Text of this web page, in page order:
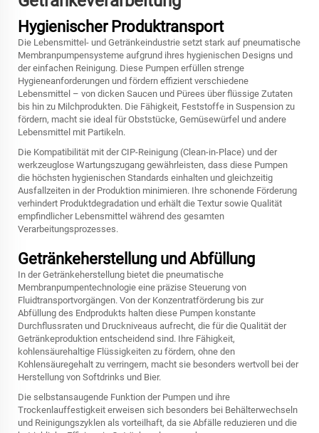
Hygienischer Produktransport
Die Lebensmittel- und Getränkeindustrie setzt stark auf pneumatische
Membranpumpensysteme aufgrund ihres hygienischen Designs und
der einfachen Reinigung. Diese Pumpen erfüllen strenge
Hygieneanforderungen und fördern effizient verschiedene
Lebensmittel – von dicken Saucen und Pürees über flüssige Zutaten
bis hin zu Milchprodukten. Die Fähigkeit, Feststoffe in Suspension zu
fördern, macht sie ideal für Obststücke, Gemüsewürfel und andere
Lebensmittel mit Partikeln.
Die Kompatibilität mit der CIP-Reinigung (Clean-in-Place) und der
werkzeuglose Wartungszugang gewährleisten, dass diese Pumpen
die höchsten hygienischen Standards einhalten und gleichzeitig
Ausfallzeiten in der Produktion minimieren. Ihre schonende Förderung
verhindert Produktdegradation und erhält die Textur sowie Qualität
empfindlicher Lebensmittel während des gesamten
Verarbeitungsprozesses.
Getränkeherstellung und Abfüllung
In der Getränkeherstellung bietet die pneumatische
Membranpumpentechnologie eine präzise Steuerung von
Fluidtransportvorgängen. Von der Konzentratförderung bis zur
Abfüllung des Endprodukts halten diese Pumpen konstante
Durchflussraten und Druckniveaus aufrecht, die für die Qualität der
Getränkeproduktion entscheidend sind. Ihre Fähigkeit,
kohlensäurehaltige Flüssigkeiten zu fördern, ohne den
Kohlensäuregehalt zu verringern, macht sie besonders wertvoll bei der
Herstellung von Softdrinks und Bier.
Die selbstansaugende Funktion der Pumpen und ihre
Trockenlauffestigkeit erweisen sich besonders bei Behälterwechseln
und Reinigungszyklen als vorteilhaft, da sie Abfälle reduzieren und die